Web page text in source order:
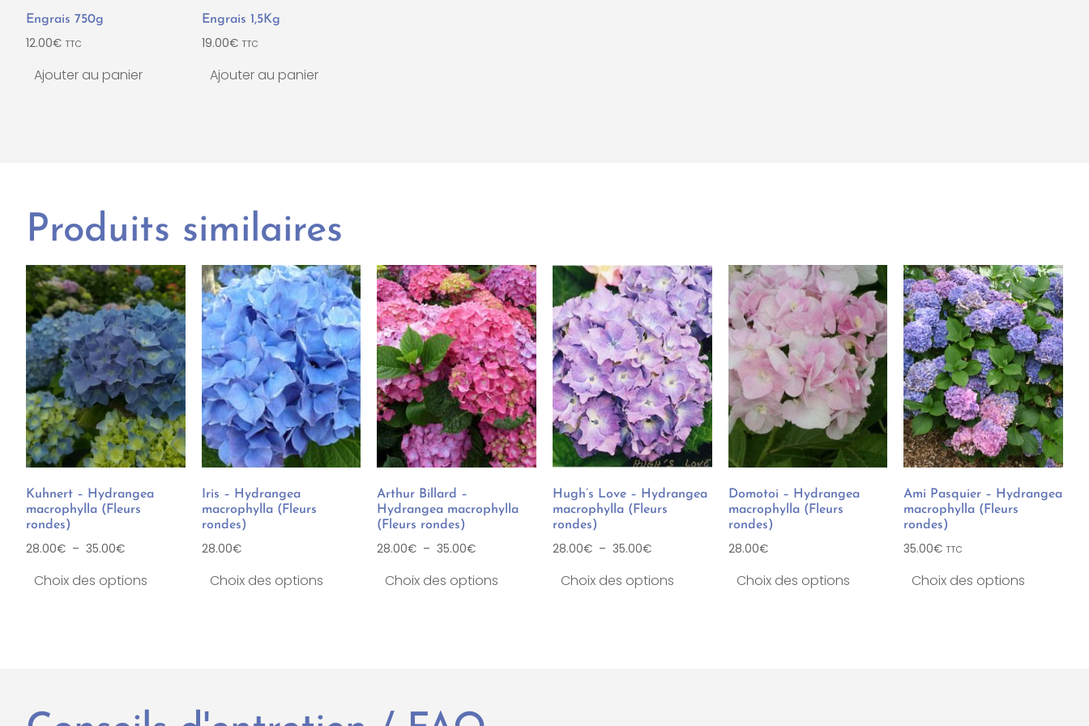
Engrais 750g
12.00€ TTC
Ajouter au panier
Engrais 1,5Kg
19.00€ TTC
Ajouter au panier
Produits similaires
Kuhnert – Hydrangea
macrophylla (Fleurs
rondes)
28.00€ – 35.00€
Choix des options
Iris – Hydrangea
macrophylla (Fleurs
rondes)
28.00€
Choix des options
Arthur Billard –
Hydrangea macrophylla
(Fleurs rondes)
28.00€ – 35.00€
Choix des options
Hugh’s Love – Hydrangea
macrophylla (Fleurs
rondes)
28.00€ – 35.00€
Choix des options
Domotoi – Hydrangea
macrophylla (Fleurs
rondes)
28.00€
Choix des options
Ami Pasquier – Hydrangea
macrophylla (Fleurs
rondes)
35.00€ TTC
Choix des options